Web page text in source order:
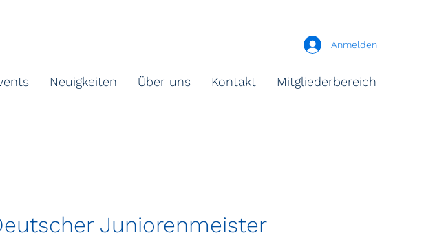
Anmelden
Neuigkeiten Über uns Kontakt Mitgliederbereich
Juniorenmeister